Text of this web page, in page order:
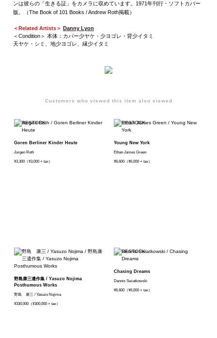
ンは彼らの「生きる証」をカメラに収めています。1971年刊行・ソフトカバー
版。（The Book of 101 Books / Andrew Roth掲載）
＜Related Artists＞ Danny Lyon
＜Condition＞ 本体：カバー少ヤケ・少ヨゴレ・背少イタミ
天ヤケ・シミ、地少ヨゴレ、縁少イタミ
Customers who viewed this item also viewed
Goren Berliner Kinder Heute
Jurgen Roth
¥3,300（¥3,000 + tax）
Young New York
Ethan James Green
¥6,600（¥6,000 + tax）
野島康三遺作集 / Yasuzo Nojima
Posthumous Works
野島 康三 / Yasuzo Nojima
¥330,000（¥300,000 + tax）
Chasing Dreams
Dennis Swiatkowski
¥6,600（¥6,000 + tax）